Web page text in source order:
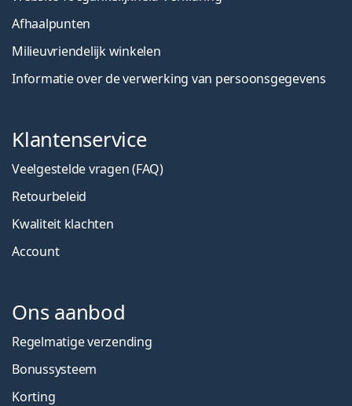
Afhaalpunten
Milieuvriendelijk winkelen
Informatie over de verwerking van persoonsgegevens
Klantenservice
Veelgestelde vragen (FAQ)
Retourbeleid
Kwaliteit klachten
Account
Ons aanbod
Regelmatige verzending
Bonussysteem
Korting